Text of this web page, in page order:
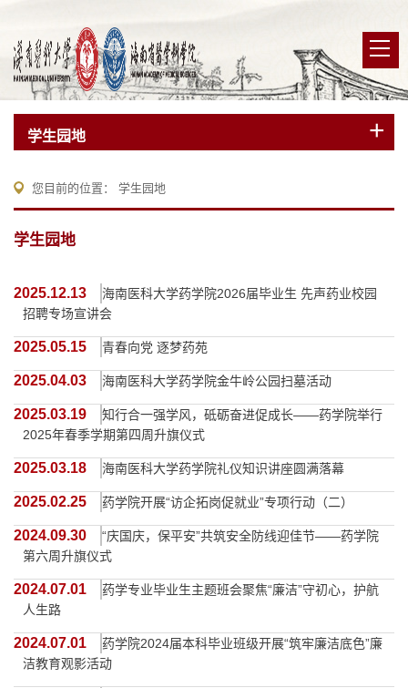
学生园地
您目前的位置： 学生园地
学生园地
2025.12.13
海南医科大学药学院2026届毕业生 先声药业校园
招聘专场宣讲会
2025.05.15 青春向党 逐梦药苑
2025.04.03 海南医科大学药学院金牛岭公园扫墓活动
2025.03.19
知行合一强学风，砥砺奋进促成长——药学院举行
2025年春季学期第四周升旗仪式
2025.03.18 海南医科大学药学院礼仪知识讲座圆满落幕
2025.02.25 药学院开展“访企拓岗促就业”专项行动（二）
2024.09.30
“庆国庆，保平安”共筑安全防线迎佳节——药学院
第六周升旗仪式
2024.07.01
药学专业毕业生主题班会聚焦“廉洁”守初心，护航
人生路
2024.07.01
药学院2024届本科毕业班级开展“筑牢廉洁底色”廉
洁教育观影活动